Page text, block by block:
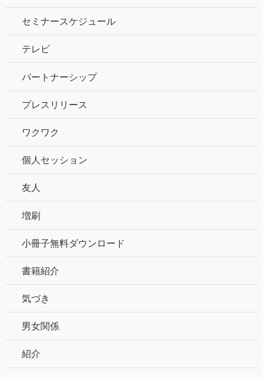
セミナースケジュール
テレビ
パートナーシップ
プレスリリース
ワクワク
個人セッション
友人
増刷
小冊子無料ダウンロード
書籍紹介
気づき
男女関係
紹介